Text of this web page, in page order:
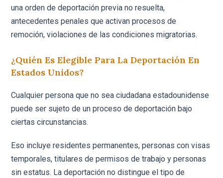
una orden de deportación previa no resuelta,
antecedentes penales que activan procesos de
remoción, violaciones de las condiciones migratorias.
¿Quién Es Elegible Para La Deportación En
Estados Unidos?
Cualquier persona que no sea ciudadana estadounidense
puede ser sujeto de un proceso de deportación bajo
ciertas circunstancias.
Eso incluye residentes permanentes, personas con visas
temporales, titulares de permisos de trabajo y personas
sin estatus. La deportación no distingue el tipo de